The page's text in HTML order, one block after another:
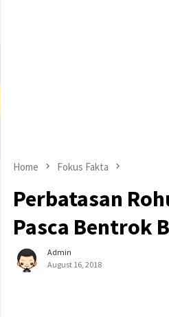
Home Fokus Fakta
Perbatasan
Pasca Bentrok
Admin
August 16, 2018